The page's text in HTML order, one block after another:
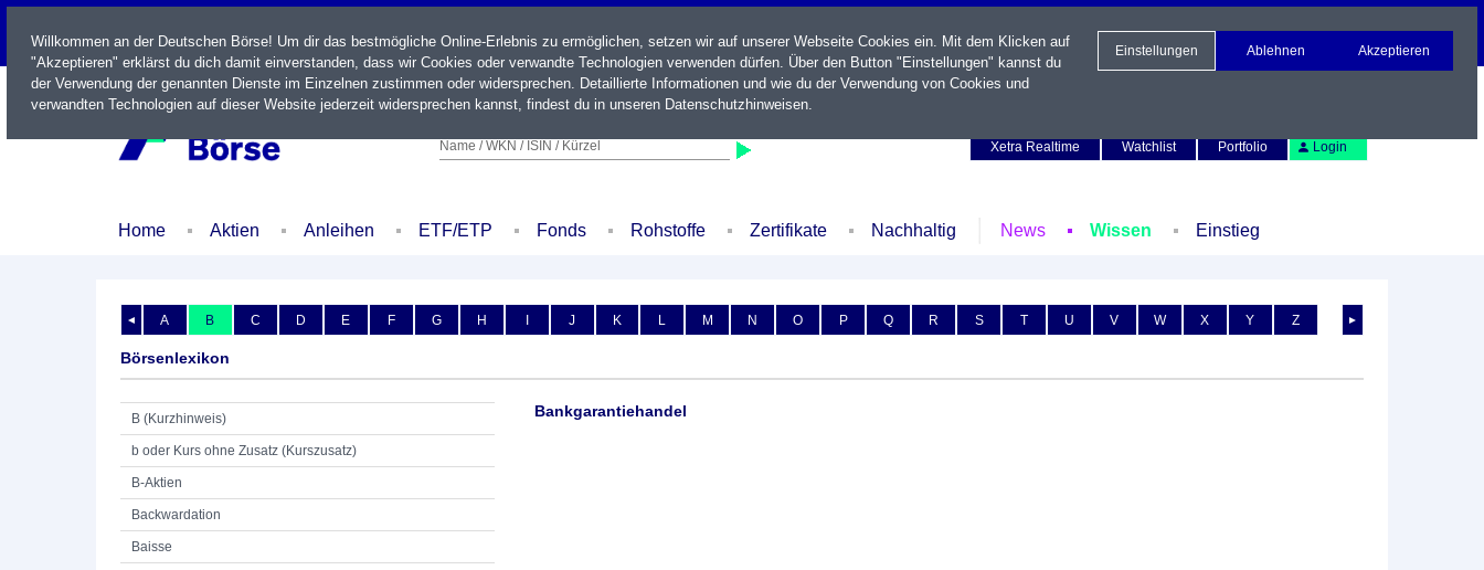
LIVE
Name / WKN / ISIN / Kürzel
Xetra Realtime
Watchlist Portfolio Login
Home Aktien Anleihen ETF/ETP Fonds Rohstoffe Zertifikate Nachhaltig News Wissen Einstieg
◄ ►
A B C D E F G H I J K L M N O P Q R S T U V W X Y Z
Börsenlexikon
B (Kurzhinweis)
b oder Kurs ohne Zusatz (Kurszusatz)
B-Aktien
Backwardation
Baisse
Bankgarantiehandel
Willkommen an der Deutschen Börse! Um dir das bestmögliche Online-Erlebnis zu ermöglichen, setzen wir auf unserer Webseite Cookies ein. Mit dem Klicken auf
"Akzeptieren" erklärst du dich damit einverstanden, dass wir Cookies oder verwandte Technologien verwenden dürfen. Über den Button "Einstellungen" kannst du
der Verwendung der genannten Dienste im Einzelnen zustimmen oder widersprechen. Detaillierte Informationen und wie du der Verwendung von Cookies und
verwandten Technologien auf dieser Website jederzeit widersprechen kannst, findest du in unseren Datenschutzhinweisen.
Einstellungen Ablehnen Akzeptieren